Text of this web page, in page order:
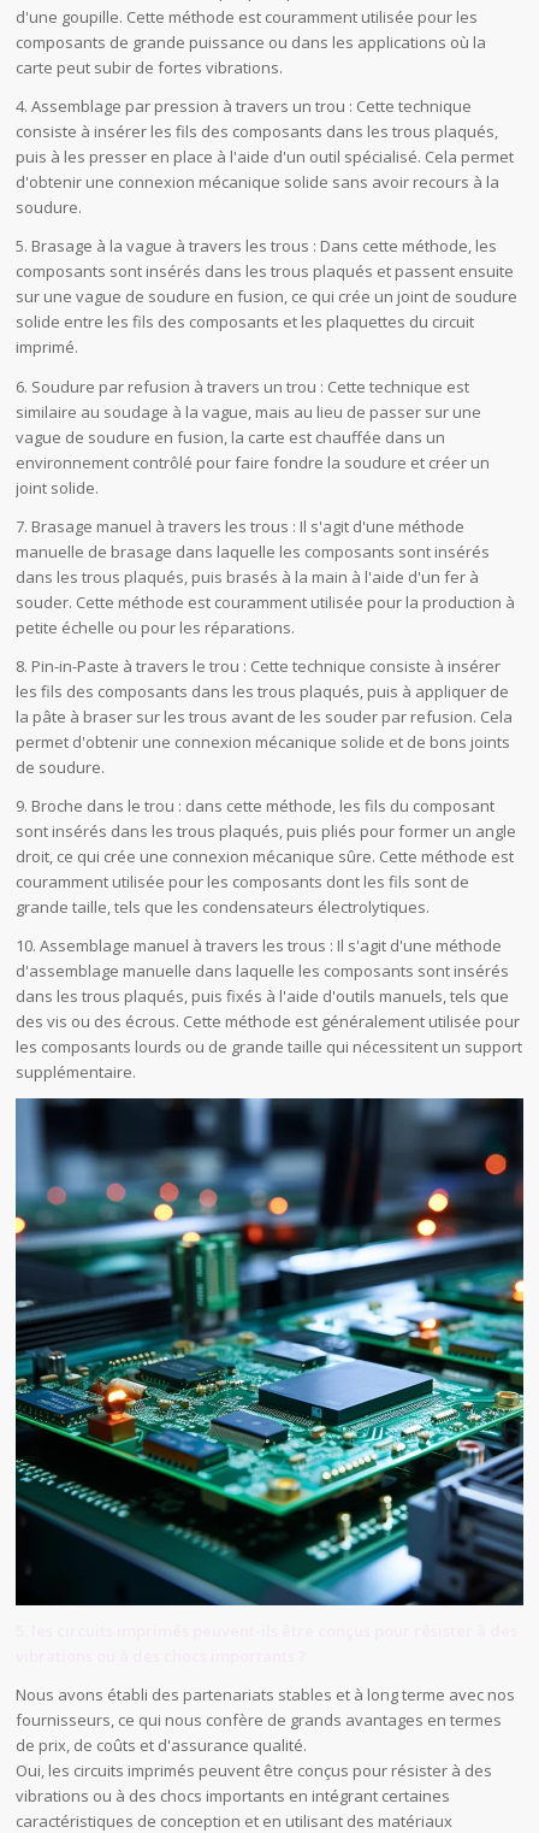
d'une goupille. Cette méthode est couramment utilisée pour les
composants de grande puissance ou dans les applications où la
carte peut subir de fortes vibrations.
4. Assemblage par pression à travers un trou : Cette technique
consiste à insérer les fils des composants dans les trous plaqués,
puis à les presser en place à l'aide d'un outil spécialisé. Cela permet
d'obtenir une connexion mécanique solide sans avoir recours à la
soudure.
5. Brasage à la vague à travers les trous : Dans cette méthode, les
composants sont insérés dans les trous plaqués et passent ensuite
sur une vague de soudure en fusion, ce qui crée un joint de soudure
solide entre les fils des composants et les plaquettes du circuit
imprimé.
6. Soudure par refusion à travers un trou : Cette technique est
similaire au soudage à la vague, mais au lieu de passer sur une
vague de soudure en fusion, la carte est chauffée dans un
environnement contrôlé pour faire fondre la soudure et créer un
joint solide.
7. Brasage manuel à travers les trous : Il s'agit d'une méthode
manuelle de brasage dans laquelle les composants sont insérés
dans les trous plaqués, puis brasés à la main à l'aide d'un fer à
souder. Cette méthode est couramment utilisée pour la production à
petite échelle ou pour les réparations.
8. Pin-in-Paste à travers le trou : Cette technique consiste à insérer
les fils des composants dans les trous plaqués, puis à appliquer de
la pâte à braser sur les trous avant de les souder par refusion. Cela
permet d'obtenir une connexion mécanique solide et de bons joints
de soudure.
9. Broche dans le trou : dans cette méthode, les fils du composant
sont insérés dans les trous plaqués, puis pliés pour former un angle
droit, ce qui crée une connexion mécanique sûre. Cette méthode est
couramment utilisée pour les composants dont les fils sont de
grande taille, tels que les condensateurs électrolytiques.
10. Assemblage manuel à travers les trous : Il s'agit d'une méthode
d'assemblage manuelle dans laquelle les composants sont insérés
dans les trous plaqués, puis fixés à l'aide d'outils manuels, tels que
des vis ou des écrous. Cette méthode est généralement utilisée pour
les composants lourds ou de grande taille qui nécessitent un support
supplémentaire.
Nous avons établi des partenariats stables et à long terme avec nos
fournisseurs, ce qui nous confère de grands avantages en termes
de prix, de coûts et d'assurance qualité.
Oui, les circuits imprimés peuvent être conçus pour résister à des
vibrations ou à des chocs importants en intégrant certaines
caractéristiques de conception et en utilisant des matériaux